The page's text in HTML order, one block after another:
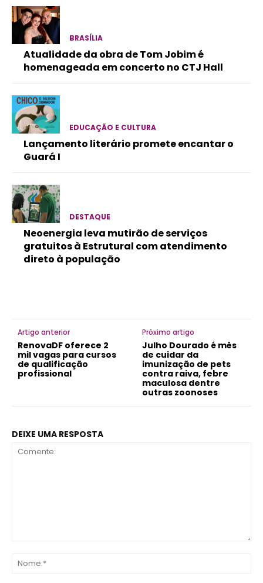
BRASÍLIA
Atualidade da obra de Tom Jobim é
homenageada em concerto no CTJ Hall
EDUCAÇÃO E CULTURA
Lançamento literário promete encantar o
Guará I
DESTAQUE
Neoenergia leva mutirão de serviços
gratuitos à Estrutural com atendimento
direto à população
Artigo anterior
RenovaDF oferece 2
mil vagas para cursos
de qualificação
profissional
Próximo artigo
Julho Dourado é mês
de cuidar da
imunização de pets
contra raiva, febre
maculosa dentre
outras zoonoses
DEIXE UMA RESPOSTA